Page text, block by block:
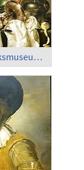
Amsterdam - Rijksmuseum; 'Still life with oysters, a rummer, a lemon and a silver bowl', Willem Heda (1634)